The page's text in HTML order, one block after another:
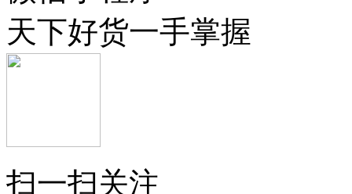
天下好货一手掌握
扫一扫关注